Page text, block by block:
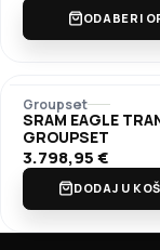
ODABERI
Groupset
SRAM EAGLE
GROUPSET
3.798,95€
DODAJ U